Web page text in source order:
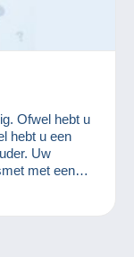
Ofwel hebt u
hebt u een
Uw
met een
gaan er